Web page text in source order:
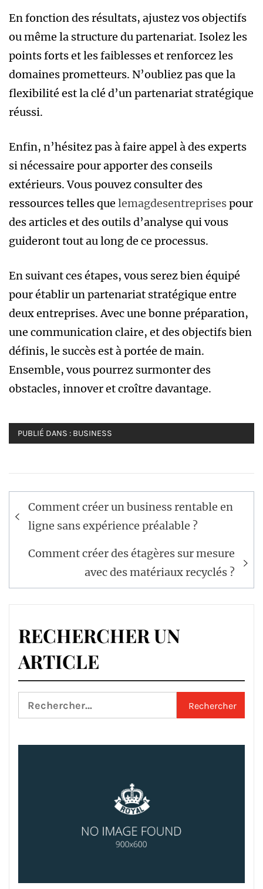
En fonction des résultats, ajustez vos objectifs
ou même la structure du partenariat. Isolez les
points forts et les faiblesses et renforcez les
domaines prometteurs. N’oubliez pas que la
flexibilité est la clé d’un partenariat stratégique
réussi.
Enfin, n’hésitez pas à faire appel à des experts
si nécessaire pour apporter des conseils
extérieurs. Vous pouvez consulter des
ressources telles que lemagdesentreprisespour
des articles et des outils d’analyse qui vous
guideront tout au long de ce processus.
En suivant ces étapes, vous serez bien équipé
pour établir un partenariat stratégique entre
deux entreprises. Avec une bonne préparation,
une communication claire, et des objectifs bien
définis, le succès est à portée de main.
Ensemble, vous pourrez surmonter des
obstacles, innover et croître davantage.
PUBLIÉ DANS : BUSINESS
Navigation
de
l’article
Comment créer un business rentable en
ligne sans expérience préalable ?
Comment créer des étagères sur mesure
avec des matériaux recyclés ?
RECHERCHER UN
ARTICLE
Rechercher :